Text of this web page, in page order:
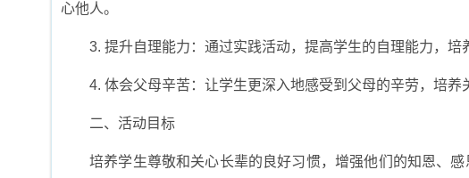
心他人。
3. 提升自理能力：通过实践活动，提高学生的自理能力，培
4. 体会父母辛苦：让学生更深入地感受到父母的辛劳，培养
二、活动目标
培养学生尊敬和关心长辈的良好习惯，增强他们的知恩、